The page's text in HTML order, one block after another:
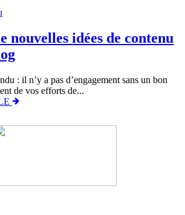
nouvelles idées de contenu
: il n’y a pas d’engagement sans un bon
de vos efforts de...